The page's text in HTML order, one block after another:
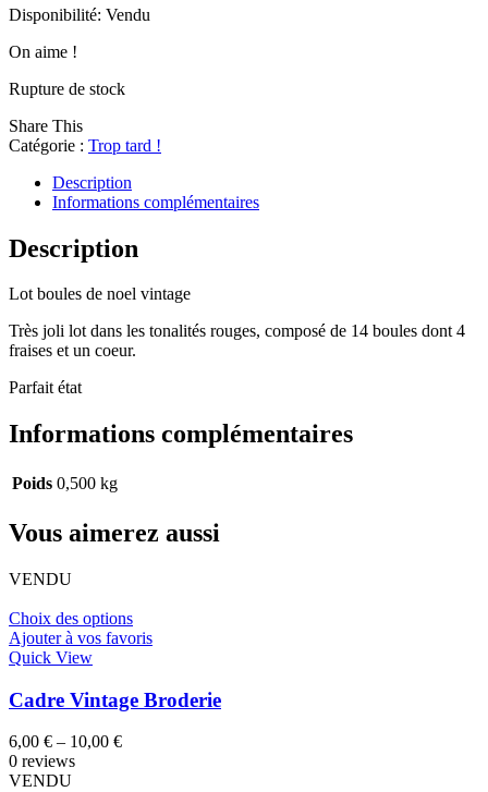
Disponibilité: Vendu
On aime !
Rupture de stock
Share This
Catégorie : Trop tard !
Description
Informations complémentaires
Description
Lot boules de noel vintage
Très joli lot dans les tonalités rouges, composé de 14 boules dont 4
fraises et un coeur.
Parfait état
Informations complémentaires
Poids 0,500 kg
Vous aimerez aussi
VENDU
Choix des options
Ajouter à vos favoris
Quick View
Cadre Vintage Broderie
6,00 € – 10,00 €
0 reviews
VENDU